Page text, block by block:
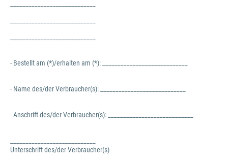
- Bestellt am (*)/erhalten am (*): ____________________________
- Name des/der Verbraucher(s): ____________________________
- Anschrift des/der Verbraucher(s): ____________________________
Unterschrift des/der Verbraucher(s)